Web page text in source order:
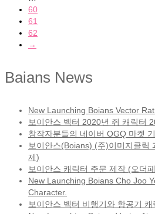
60
61
62
→
Baians News
New Launching Boians Vector
보이안스 벡터 2020년 쥐 캐릭터
창작자분들의 네이버 OGQ 마켓
보이안스(Boians) (주)이미지클릭
제)
보이안스 캐릭터 주문 제작 (오더
New Launching Boians Cho Joo
Character.
보이안스 벡터 비행기와 항공기 캐